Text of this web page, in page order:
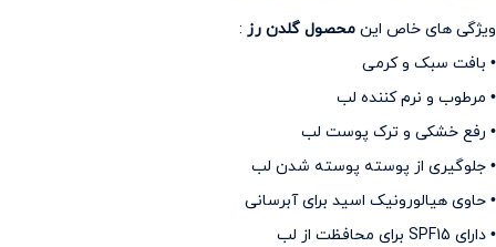
ویژگی های خاص این محصول گلدن رز :
• بافت سبک و کرمی
• مرطوب و نرم کننده لب
• رفع خشکی و ترک پوست لب
• جلوگیری از پوسته پوسته شدن لب
• حاوی هیالورونیک اسید برای آبرسانی
• دارای SPF15 برای محافظت از لب